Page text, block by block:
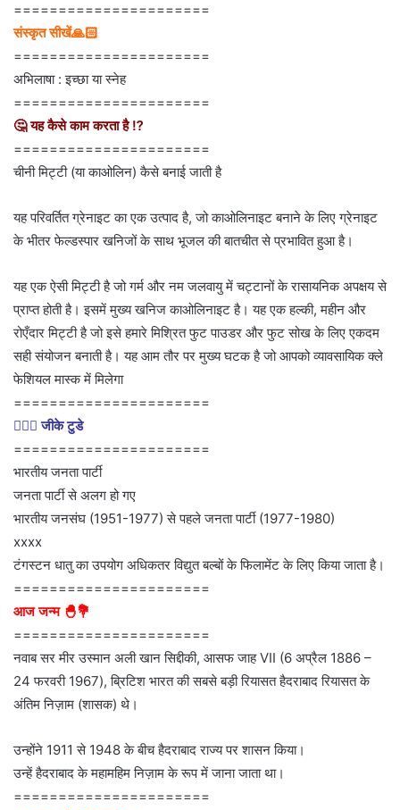
======================
संस्कृत सीखें🙏🏻
======================
अभिलाषा : इच्छा या स्नेह
======================
🤔 यह कैसे काम करता है ⁉
======================
चीनी मिट्टी (या काओलिन) कैसे बनाई जाती है
यह परिवर्तित ग्रेनाइट का एक उत्पाद है, जो काओलिनाइट बनाने के लिए ग्रेनाइट
के भीतर फेल्डस्पार खनिजों के साथ भूजल की बातचीत से प्रभावित हुआ है।
यह एक ऐसी मिट्टी है जो गर्म और नम जलवायु में चट्टानों के रासायनिक अपक्षय से
प्राप्त होती है। इसमें मुख्य खनिज काओलिनाइट है। यह एक हल्की, महीन और
रोएँदार मिट्टी है जो इसे हमारे मिश्रित फुट पाउडर और फुट सोख के लिए एकदम
सही संयोजन बनाती है। यह आम तौर पर मुख्य घटक है जो आपको व्यावसायिक क्ले
फेशियल मास्क में मिलेगा
======================
💁🏻‍♂‍ जीके टुडे
======================
भारतीय जनता पार्टी
जनता पार्टी से अलग हो गए
भारतीय जनसंघ (1951-1977) से पहले जनता पार्टी (1977-1980)
xxxx
टंगस्टन धातु का उपयोग अधिकतर विद्युत बल्बों के फिलामेंट के लिए किया जाता है।
======================
आज जन्म 🐣💐
======================
नवाब सर मीर उस्मान अली खान सिद्दीकी, आसफ जाह VII (6 अप्रैल 1886 –
24 फरवरी 1967), ब्रिटिश भारत की सबसे बड़ी रियासत हैदराबाद रियासत के
अंतिम निज़ाम (शासक) थे।
उन्होंने 1911 से 1948 के बीच हैदराबाद राज्य पर शासन किया।
उन्हें हैदराबाद के महामहिम निज़ाम के रूप में जाना जाता था।
======================